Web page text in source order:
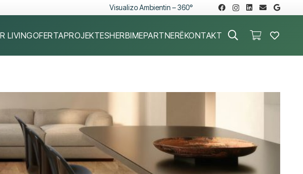
Visualizo Ambientin – 360°
LIVINGOFERTAPROJEKTESHERBIMEPARTNERËKONTAKT